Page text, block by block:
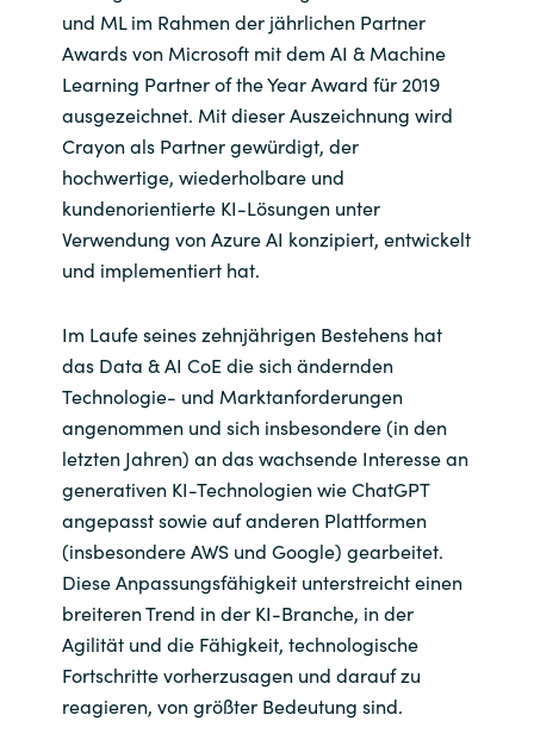
und ML im Rahmen der jährlichen Partner
Awards von Microsoft mit dem AI & Machine
Learning Partner of the Year Award für 2019
ausgezeichnet. Mit dieser Auszeichnung wird
Crayon als Partner gewürdigt, der
hochwertige, wiederholbare und
kundenorientierte KI-Lösungen unter
Verwendung von Azure AI konzipiert, entwickelt
und implementiert hat.
Im Laufe seines zehnjährigen Bestehens hat
das Data & AI CoE die sich ändernden
Technologie- und Marktanforderungen
angenommen und sich insbesondere (in den
letzten Jahren) an das wachsende Interesse an
generativen KI-Technologien wie ChatGPT
angepasst sowie auf anderen Plattformen
(insbesondere AWS und Google) gearbeitet.
Diese Anpassungsfähigkeit unterstreicht einen
breiteren Trend in der KI-Branche, in der
Agilität und die Fähigkeit, technologische
Fortschritte vorherzusagen und darauf zu
reagieren, von größter Bedeutung sind.